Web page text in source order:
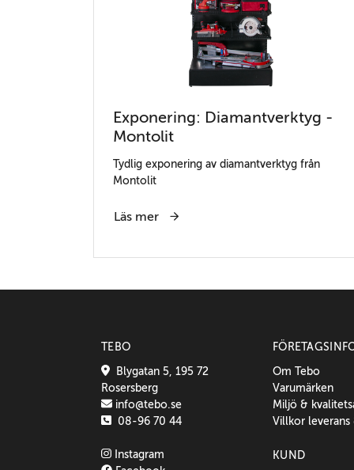
Exponering: Diamantverktyg -
Montolit
Tydlig exponering av diamantverktyg från
Montolit
Läs mer
TEBO
Blygatan 5, 195 72
Rosersberg
info@tebo.se
08-96 70 44
Instagram
Om Tebo
Varumärken
Miljö &
Villkor leverans
KUND